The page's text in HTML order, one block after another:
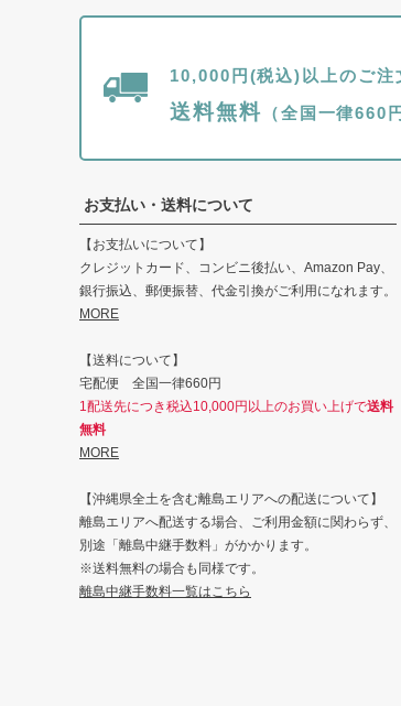
10,000円(税込)以上のご注
送料無料 （全国一律660
お支払い・送料について
【お支払いについて】
クレジットカード、コンビニ後払い、Amazon Pay、
銀行振込、郵便振替、代金引換がご利用になれます。
MORE
【送料について】
宅配便 全国一律660円
1配送先につき税込10,000円以上のお買い上げで送料
無料
MORE
【沖縄県全土を含む離島エリアへの配送について】
離島エリアへ配送する場合、ご利用金額に関わらず、
別途「離島中継手数料」がかかります。
※送料無料の場合も同様です。
離島中継手数料一覧はこちら